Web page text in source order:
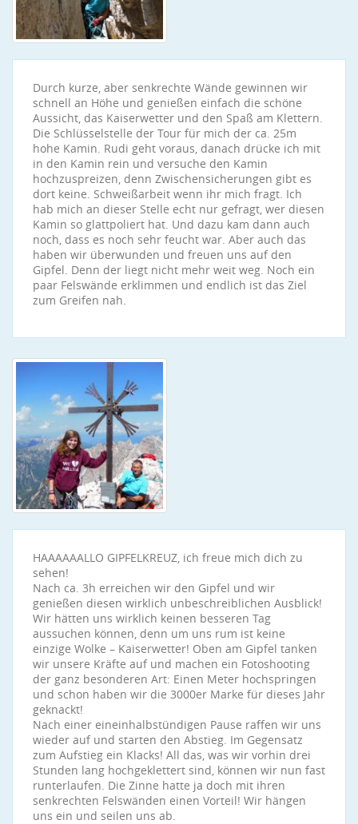
Durch kurze, aber senkrechte Wände gewinnen wir
schnell an Höhe und genießen einfach die schöne
Aussicht, das Kaiserwetter und den Spaß am Klettern.
Die Schlüsselstelle der Tour für mich der ca. 25m
hohe Kamin. Rudi geht voraus, danach drücke ich mit
in den Kamin rein und versuche den Kamin
hochzuspreizen, denn Zwischensicherungen gibt es
dort keine. Schweißarbeit wenn ihr mich fragt. Ich
hab mich an dieser Stelle echt nur gefragt, wer diesen
Kamin so glattpoliert hat. Und dazu kam dann auch
noch, dass es noch sehr feucht war. Aber auch das
haben wir überwunden und freuen uns auf den
Gipfel. Denn der liegt nicht mehr weit weg. Noch ein
paar Felswände erklimmen und endlich ist das Ziel
zum Greifen nah.
HAAAAAALLO GIPFELKREUZ, ich freue mich dich zu
sehen!
Nach ca. 3h erreichen wir den Gipfel und wir
genießen diesen wirklich unbeschreiblichen Ausblick!
Wir hätten uns wirklich keinen besseren Tag
aussuchen können, denn um uns rum ist keine
einzige Wolke – Kaiserwetter! Oben am Gipfel tanken
wir unsere Kräfte auf und machen ein Fotoshooting
der ganz besonderen Art: Einen Meter hochspringen
und schon haben wir die 3000er Marke für dieses Jahr
geknackt!
Nach einer eineinhalbstündigen Pause raffen wir uns
wieder auf und starten den Abstieg. Im Gegensatz
zum Aufstieg ein Klacks! All das, was wir vorhin drei
Stunden lang hochgeklettert sind, können wir nun fast
runterlaufen. Die Zinne hatte ja doch mit ihren
senkrechten Felswänden einen Vorteil! Wir hängen
uns ein und seilen uns ab.